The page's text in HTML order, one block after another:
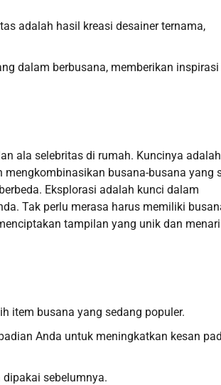
adalah hasil kreasi desainer ternama,
dalam berbusana, memberikan inspirasi
ala selebritas di rumah. Kuncinya adalah
busana-busana yang
Eksplorasi adalah kunci dalam
Tak perlu merasa harus memiliki
tampilan yang unik dan
item busana yang sedang populer.
Anda untuk meningkatkan kesan
sebelumnya.